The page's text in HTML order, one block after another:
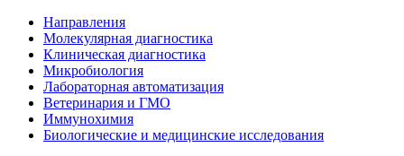
Направления
Молекулярная диагностика
Клиническая диагностика
Микробиология
Лабораторная автоматизация
Ветеринария и ГМО
Иммунохимия
Биологические и медицинские исследования